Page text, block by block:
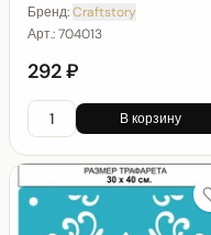
Бренд:Craftstory
Арт.:704013
292 ₽
В корзину